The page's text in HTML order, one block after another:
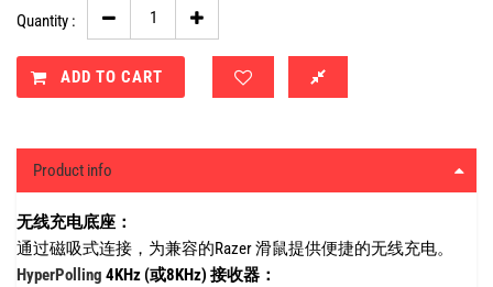
Quantity :
ADD TO CART
Product info
无线充电底座：
通过磁吸式连接，为兼容的Razer 滑鼠提供便捷的无线充电。
HyperPolling 4KHz (或8KHz) 接收器：